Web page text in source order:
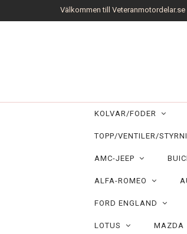
Välkommen till Veteranmotordelar.se
KOLVAR/FODER
TOPP/VENTILER/
AMC-JEEP
ALFA-ROMEO
FORD ENGLAND
LOTUS MAZDA